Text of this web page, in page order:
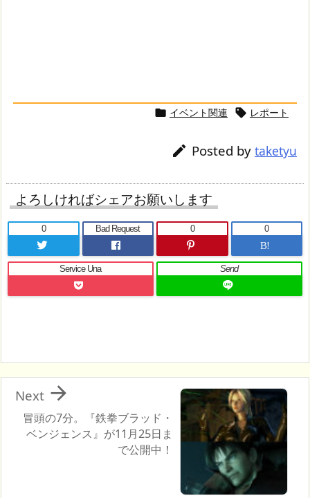
 イベント関連  レポート
 Posted by taketyu
よろしければシェアお願いします
0 Bad Request
0
B!
0
Service Una Send
冒頭の7分。『鉄拳ブラッド・
ベンジェンス』が11月25日ま
で公開中！

Next